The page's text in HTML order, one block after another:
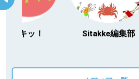
日ドキッ！ Sitakke編集部